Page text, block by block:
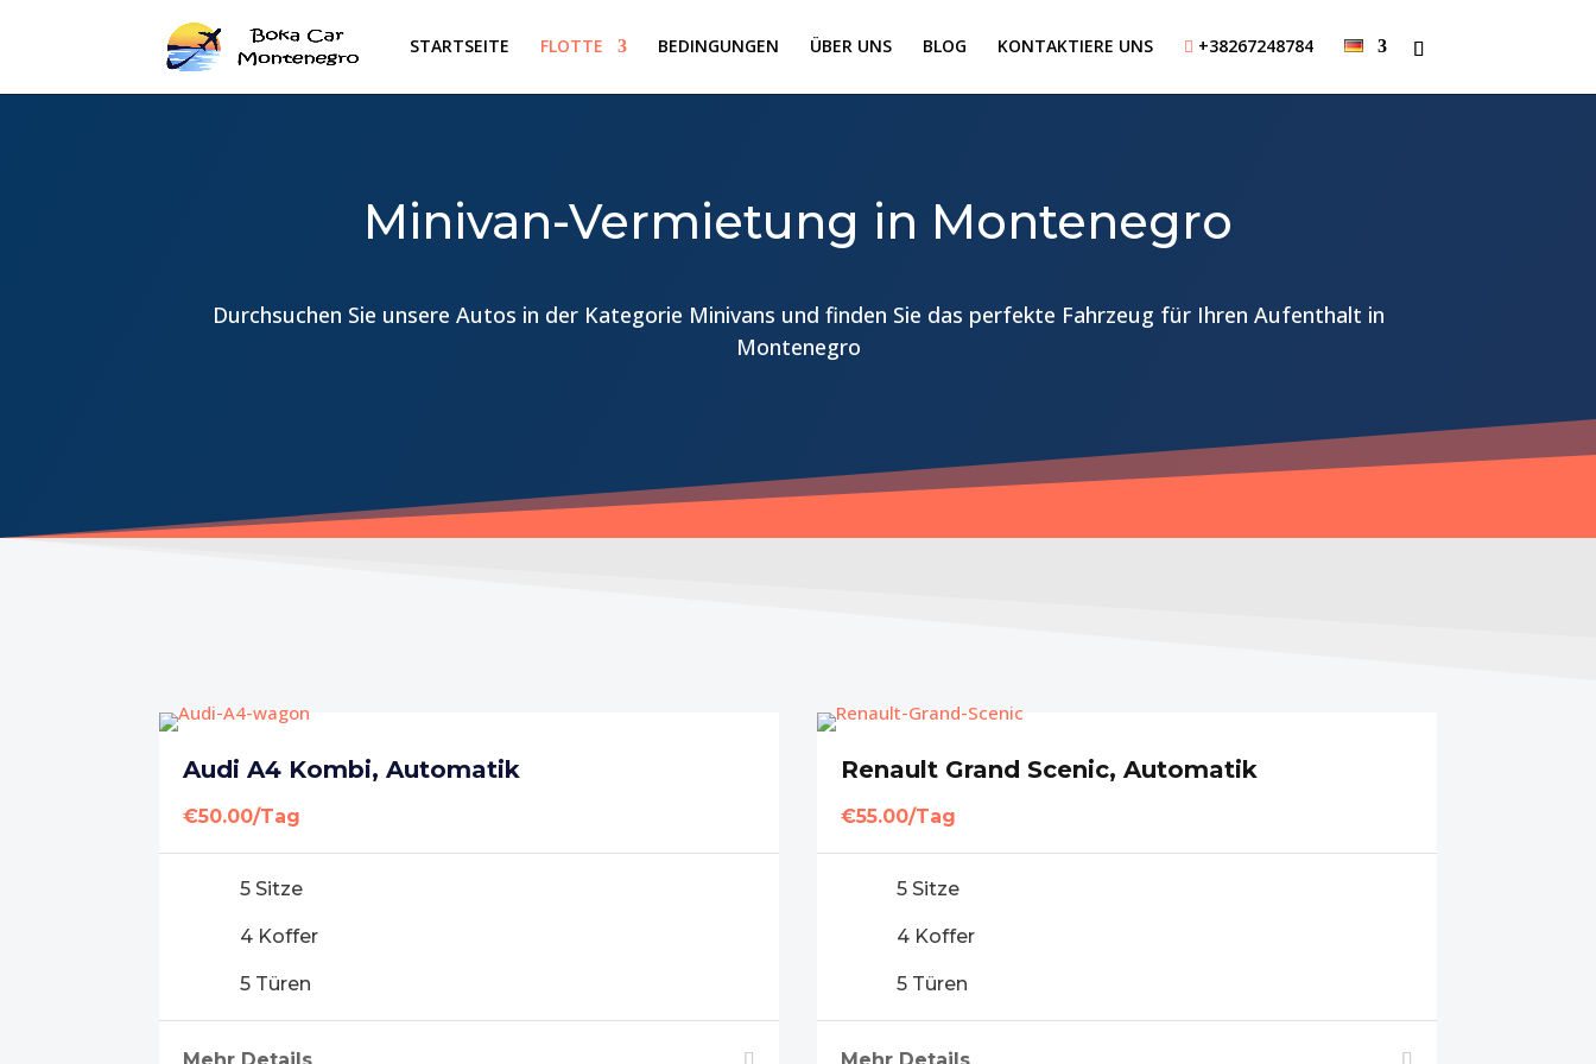
STARTSEITE FLOTTE BEDINGUNGEN ÜBER UNS BLOG KONTAKTIERE UNS  +38267248784
Minivan-Vermietung in Montenegro
Durchsuchen Sie unsere Autos in der Kategorie Minivans und finden Sie das perfekte Fahrzeug für Ihren Aufenthalt in
Montenegro
Audi A4 Kombi, Automatik
€50.00/Tag
5 Sitze
4 Koffer
5 Türen
Renault Grand Scenic, Automatik
€55.00/Tag
5 Sitze
4 Koffer
5 Türen